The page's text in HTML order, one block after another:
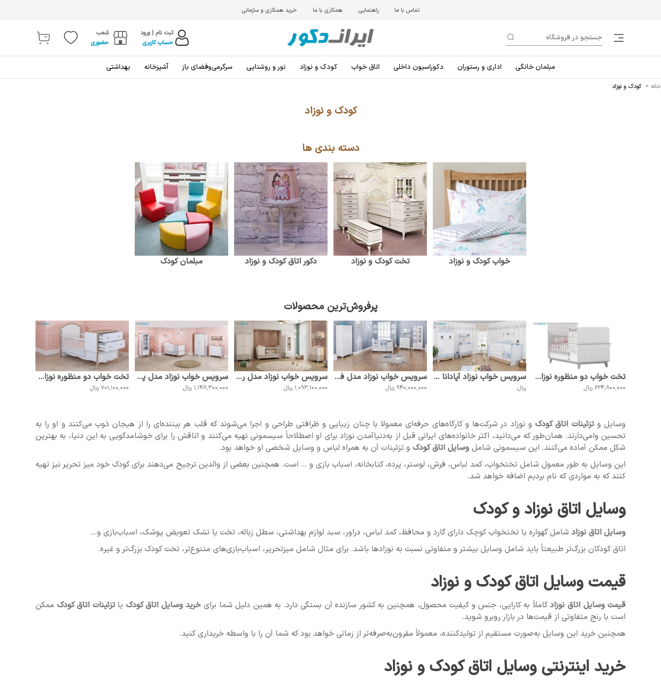
تماس با ما راهنمایی همکاری با ما خرید همکاری و سازمانی
ثبت نام | ورود
حساب کاربری
شعب
حضوری
مبلمان خانگی اداری و رستوران دکوراسیون داخلی اتاق خواب کودک و نوزاد نور و روشنایی سرگرمی‌و‌فضای باز آشپزخانه بهداشتی
خانه > کودک و نوزاد
کودک و نوزاد
دسته بندی ها
خواب کودک و نوزاد تخت کودک و نوزاد دکور اتاق کودک و نوزاد مبلمان کودک
پرفروش‌ترین محصولات
تخت خواب دو منظوره نوزاد آپادانا مدل مونته API
624٬800٬000 ریال
سرویس خواب نوزاد آپادانا مدل تدی API
ریال
سرویس خواب نوزاد مدل فلورانس API
940٬000٬000 ریال
سرویس خواب نوزاد مدل رونیکا API
1٬093٬100٬000 ریال
سرویس خواب نوزاد مدل پارادایس API
1٬148٬300٬000 ریال
تخت خواب دو منظوره نوزاد مدل پارادایس API
701٬100٬000 ریال
وسایل وتزئینات اتاق کودکو نوزاد در شرکت‌ها و کارگاه‌های حرفه‌ای معمولا با چنان زیبایی و ظرافتی طراحی و اجرا می‌شوند که قلب هر بیننده‌ای را از هیجان ذوب می‌کنند و او را به
تحسین وا‌می‌دارند. همان‌طور که می‌دانید، اکثر خانواده‌های ایرانی قبل از به‌دنیاآمدن نوزاد برای او اصطلاحاً سیسمونی تهیه می‌کنند و اتاقش را برای خوشامدگویی به این دنیا، به بهترین
شکل ممکن آماده می‌کنند. این سیسمونی شامل وسایل اتاق کودک و تزئینات آن به همراه لباس و وسایل شخصی او خواهد بود.
این وسایل به طور معمول شامل تختخواب، کمد لباس، فرش، لوستر، پرده، کتابخانه، اسباب‌ بازی و ... است. همچنین بعضی از والدین ترجیح می‌دهند برای کودک خود میز تحریر نیز تهیه
کنند که به مواردی که نام بردیم اضافه خواهد شد.
وسایل اتاق نوزاد و کودک
وسایل اتاق نوزاد شامل گهواره یا تختخواب کوچک دارای گارد و محافظ، کمد لباس، دراور، سبد لوازم بهداشتی، سطل زباله، تخت یا تشک تعویض پوشک، اسباب‌بازی و...
اتاق کودکان بزرگ‌تر طبیعتاً باید شامل وسایل بیشتر و متفاوتی نسبت به نوزادها باشد. برای مثال شامل میزتحریر، اسباب‌بازی‌های متنوع‌تر، تخت کودک بزرگ‌تر و غیره.
قیمت وسایل اتاق کودک و نوزاد
قیمت وسایل اتاق نوزادکاملاً به کارایی، جنس و کیفیت محصول، همچنین به کشور سازنده آن بستگی دارد. به همین دلیل شما برای خرید وسایل اتاق کودک یاتزئینات اتاق کودک ممکن
است با رنج متفاوتی از قیمت‌ها در بازار روبرو شوید.
همچنین خرید این وسایل به‌صورت مستقیم از تولیدکننده، معمولاً مقرون‌به‌صرفه‌تر از زمانی خواهد بود که شما آن را با واسطه خریداری کنید.
خرید اینترنتی وسایل اتاق کودک و نوزاد